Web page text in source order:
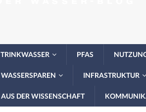
TRINKWASSER PFAS
WASSERSPAREN INFRASTRUKTUR
AUS DER WISSENSCHAFT